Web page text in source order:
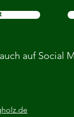
kritische
auf Social